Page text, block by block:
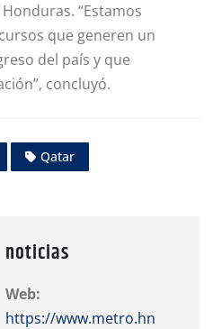
“Estamos
que generen un
del país y que
concluyó.
Qatar
noticias
Web:
https://www.metro.hn